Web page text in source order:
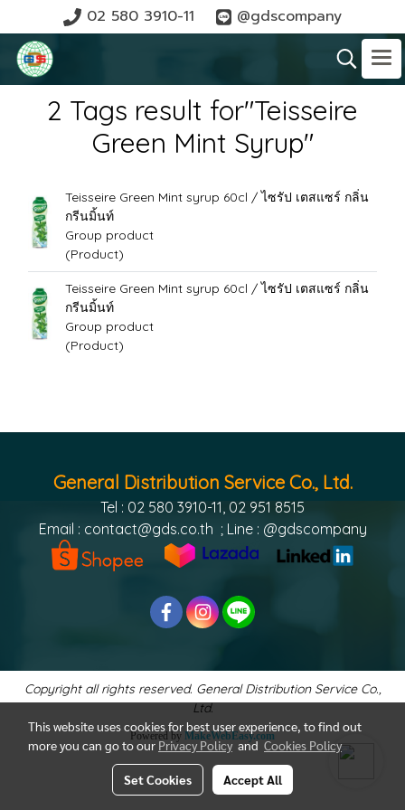
02 580 3910-11 @gdscompany
2 Tags result for"Teisseire
Green Mint Syrup"
Teisseire Green Mint syrup 60cl / ไซรัป เตสแซร์ กลิ่น
กรีนมิ้นท์
Group product
(Product)
Teisseire Green Mint syrup 60cl / ไซรัป เตสแซร์ กลิ่น
กรีนมิ้นท์
Group product
(Product)
General Distribution Service Co., Ltd.
Tel : 02 580 3910-11, 02 951 8515
Email : contact@gds.co.th ; Line : @gdscompany
Copyright all rights reserved. General Distribution Service Co.,
Ltd.
Powered by MakeWebEasy.com
This website uses cookies for best user experience, to find out
more you can go to ourPrivacy PolicyandCookies Policy
Set Cookies Accept All